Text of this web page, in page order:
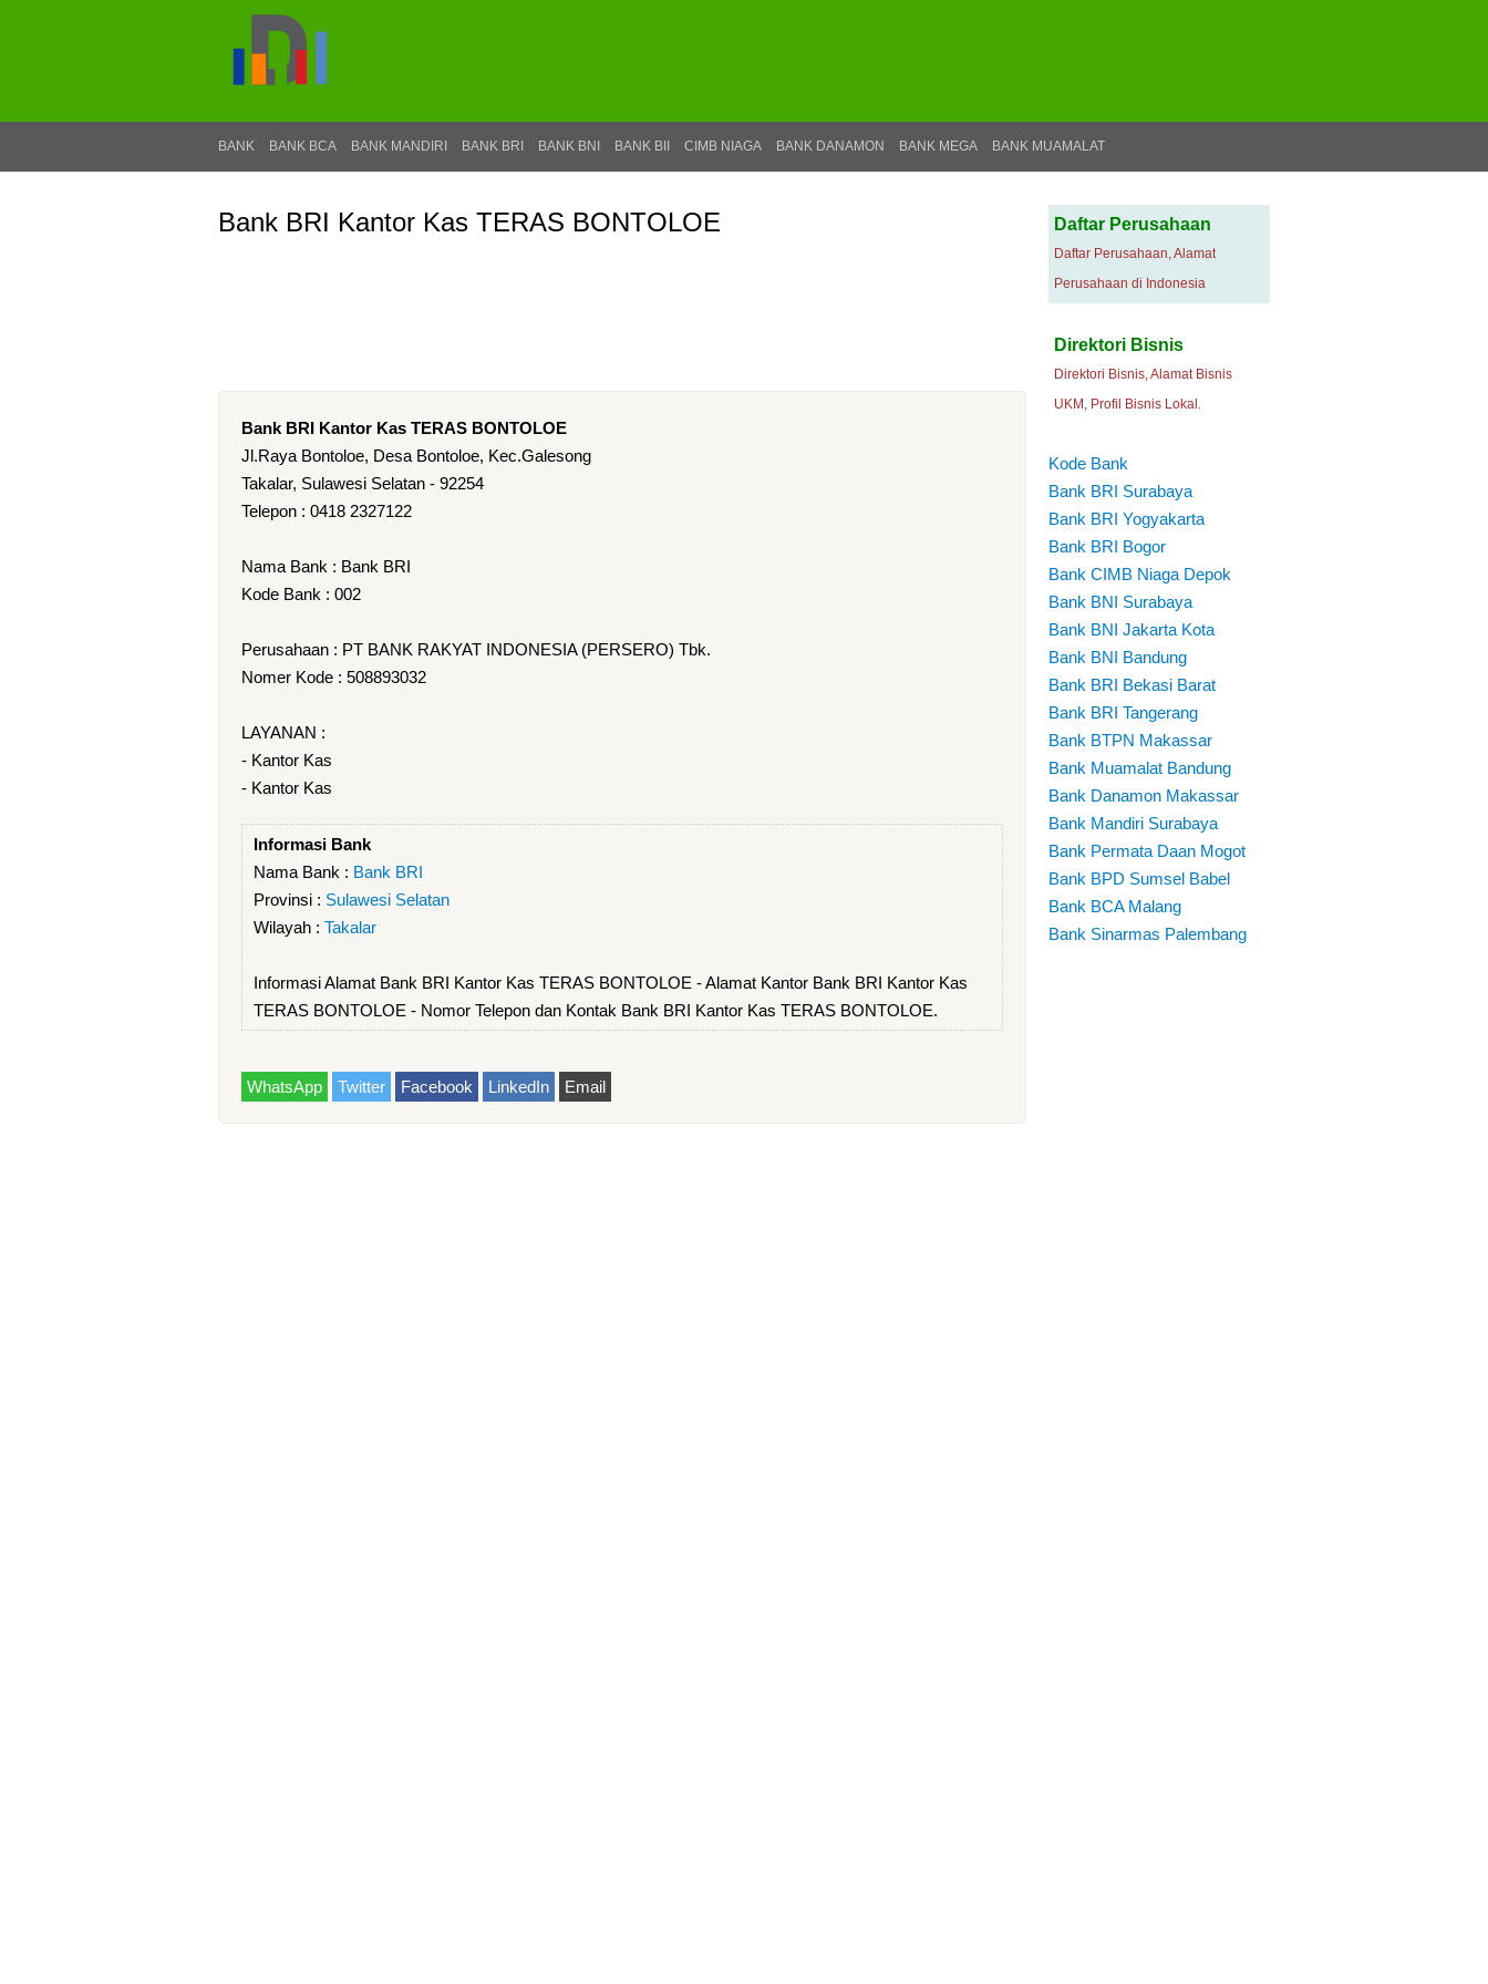
BANK BANK BCA BANK MANDIRI BANK BRI BANK BNI BANK BII CIMB NIAGA BANK DANAMON BANK MEGA BANK MUAMALAT
Bank BRI Kantor Kas TERAS BONTOLOE
Bank BRI Kantor Kas TERAS BONTOLOE
Jl.Raya Bontoloe, Desa Bontoloe, Kec.Galesong
Takalar, Sulawesi Selatan - 92254
Telepon : 0418 2327122
Nama Bank : Bank BRI
Kode Bank : 002
Perusahaan : PT BANK RAKYAT INDONESIA (PERSERO) Tbk.
Nomer Kode : 508893032
LAYANAN :
- Kantor Kas
- Kantor Kas
Informasi Bank
Nama Bank : Bank BRI
Provinsi : Sulawesi Selatan
Wilayah : Takalar
Informasi Alamat Bank BRI Kantor Kas TERAS BONTOLOE - Alamat Kantor Bank BRI Kantor Kas
TERAS BONTOLOE - Nomor Telepon dan Kontak Bank BRI Kantor Kas TERAS BONTOLOE.
WhatsApp Twitter Facebook LinkedIn Email
Daftar Perusahaan
Daftar Perusahaan, Alamat
Perusahaan di Indonesia
Direktori Bisnis
Direktori Bisnis, Alamat Bisnis
UKM, Profil Bisnis Lokal.
Kode Bank
Bank BRI Surabaya
Bank BRI Yogyakarta
Bank BRI Bogor
Bank CIMB Niaga Depok
Bank BNI Surabaya
Bank BNI Jakarta Kota
Bank BNI Bandung
Bank BRI Bekasi Barat
Bank BRI Tangerang
Bank BTPN Makassar
Bank Muamalat Bandung
Bank Danamon Makassar
Bank Mandiri Surabaya
Bank Permata Daan Mogot
Bank BPD Sumsel Babel
Bank BCA Malang
Bank Sinarmas Palembang